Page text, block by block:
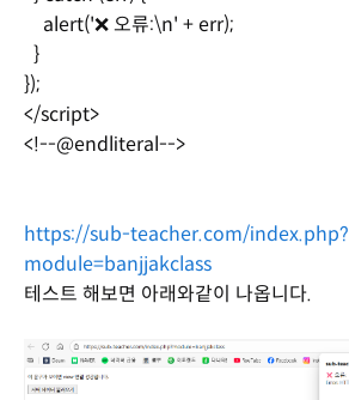
alert('❌ 오류:\n' + err);
}
});
</script>
<!--@endliteral-->
https://sub-teacher.com/index.php?
module=banjjakclass
테스트 해보면 아래와같이 나옵니다.